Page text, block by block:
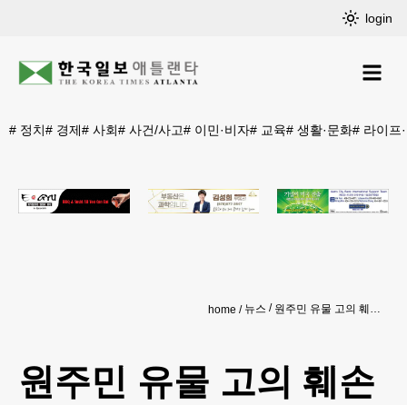
login
# 정치# 경제# 사회# 사건/사고# 이민·비자# 교육# 생활·문화# 라이프
home 뉴스 원주민 유물 고의 훼손 개발업체 거액 배상금
원주민 유물 고의 훼손